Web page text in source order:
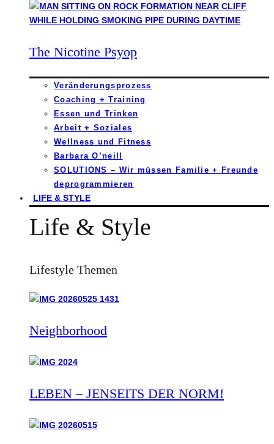
The Nicotine Psyop
Veränderungsprozess
Coaching + Training
Essen und Trinken
Arbeit + Soziales
Wellness und Fitness
Barbara O’neill
SOLUTIONS – Wir müssen Familie + Freunde
deprogrammieren
LIFE & STYLE
Life & Style
Lifestyle Themen
Neighborhood
LEBEN – JENSEITS DER NORM!